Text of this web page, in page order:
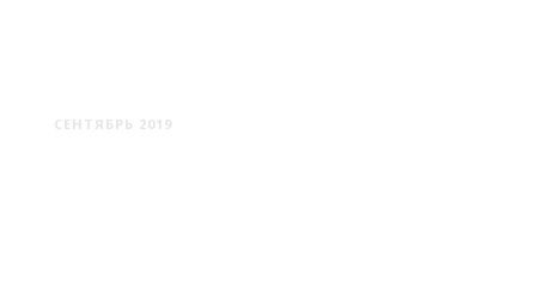
СЕНТЯБРЬ 2019